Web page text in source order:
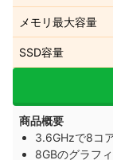
メモリ最大容量
SSD容量
商品概要
3.6GHzで8コ
8GBのグラフ